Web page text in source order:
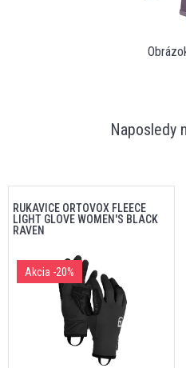
Naposledy
RUKAVICE ORTOVOX FLEECE
LIGHT GLOVE WOMEN'S BLACK
RAVEN
Akcia -20%